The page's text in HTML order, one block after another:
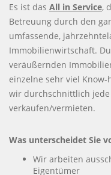
Es ist das All in Service,
Betreuung durch den
umfassende,
Immobilienwirtschaft.
veräußernden
einzelne sehr viel
wir durchschnittlich
verkaufen/vermieten.
Was unterscheidet Sie
Wir arbeiten
Eigentümer